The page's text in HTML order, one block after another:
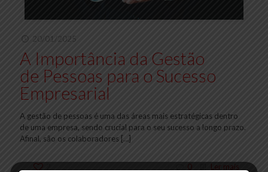
20/01/2025
A Importância da Gestão
de Pessoas para o Sucesso
Empresarial
A gestão de pessoas é uma das áreas mais estratégicas dentro
de uma empresa, sendo crucial para o seu sucesso a longo prazo.
Afinal, são os colaboradores […]
0 Ler mais